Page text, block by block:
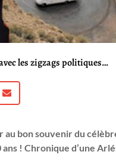
les zigzags politiques…
bon souvenir du
! Chronique d’une